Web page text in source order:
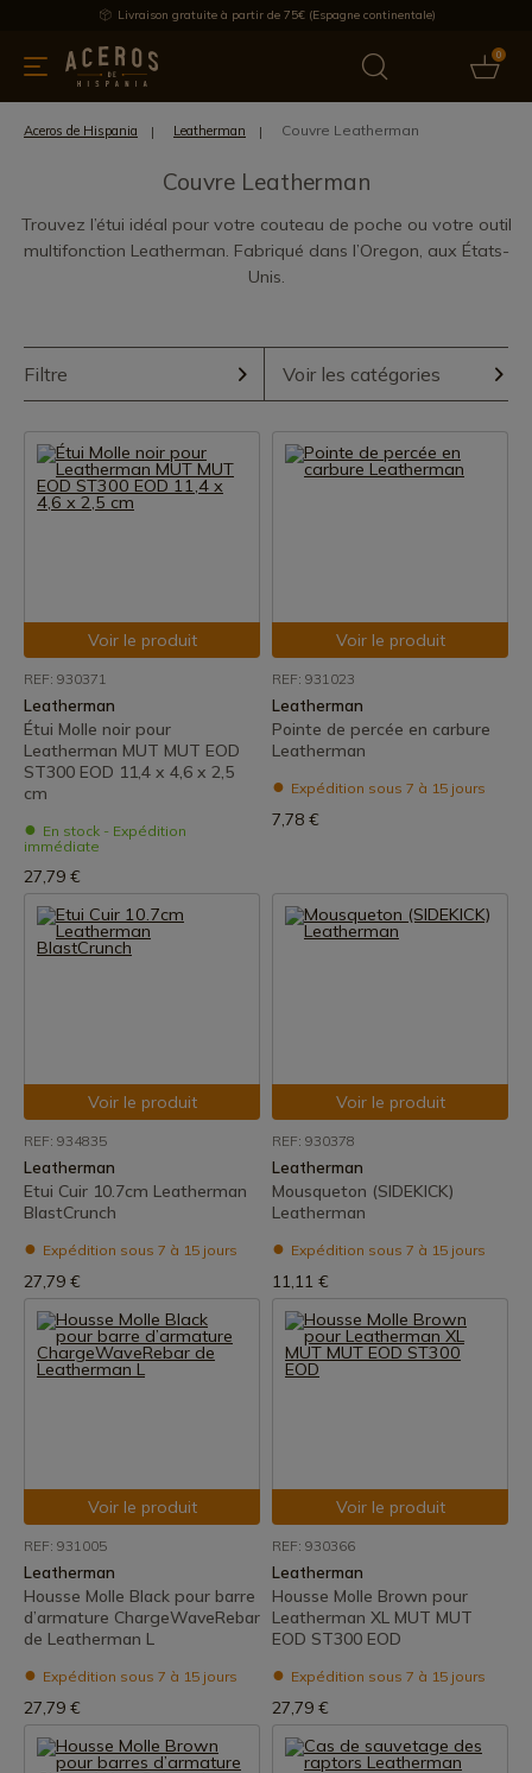
Livraison gratuite à partir de 75€ (Espagne continentale)
0
de cuisine Offre Dernières nouvelles Meilleures ventes
Aceros de Hispania Leatherman Couvre Leatherman
Couvre Leatherman
Trouvez l’étui idéal pour votre couteau de poche ou votre outil
multifonction Leatherman. Fabriqué dans l’Oregon, aux États-
Unis.
Filtre Voir les catégories
Voir le produit
REF: 930371
Leatherman
Étui Molle noir pour
Leatherman MUT MUT EOD
ST300 EOD 11,4 x 4,6 x 2,5
cm
En stock - Expédition
immédiate
27,79 €
Voir le produit
REF: 931023
Leatherman
Pointe de percée en carbure
Leatherman
Expédition sous 7 à 15 jours
7,78 €
Voir le produit
REF: 934835
Leatherman
Etui Cuir 10.7cm Leatherman
BlastCrunch
Expédition sous 7 à 15 jours
27,79 €
Voir le produit
REF: 930378
Leatherman
Mousqueton (SIDEKICK)
Leatherman
Expédition sous 7 à 15 jours
11,11 €
Voir le produit
REF: 931005
Leatherman
Housse Molle Black pour barre
d’armature ChargeWaveRebar
de Leatherman L
Expédition sous 7 à 15 jours
27,79 €
Voir le produit
REF: 930366
Leatherman
Housse Molle Brown pour
Leatherman XL MUT MUT
EOD ST300 EOD
Expédition sous 7 à 15 jours
27,79 €